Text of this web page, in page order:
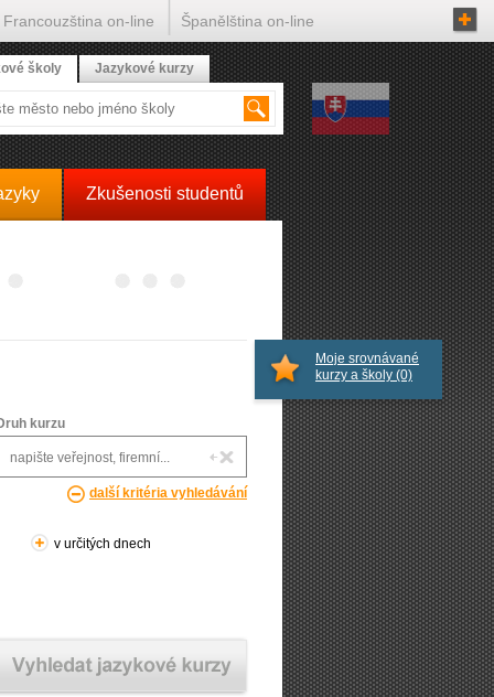
Zkušenosti studentů
kurzu
další kritéria vyhledávání
v určitých dnech
Moje srovnávané
kurzy a školy (0)
školy Jazykové kurzy
Francouzština on-line Španělština on-line